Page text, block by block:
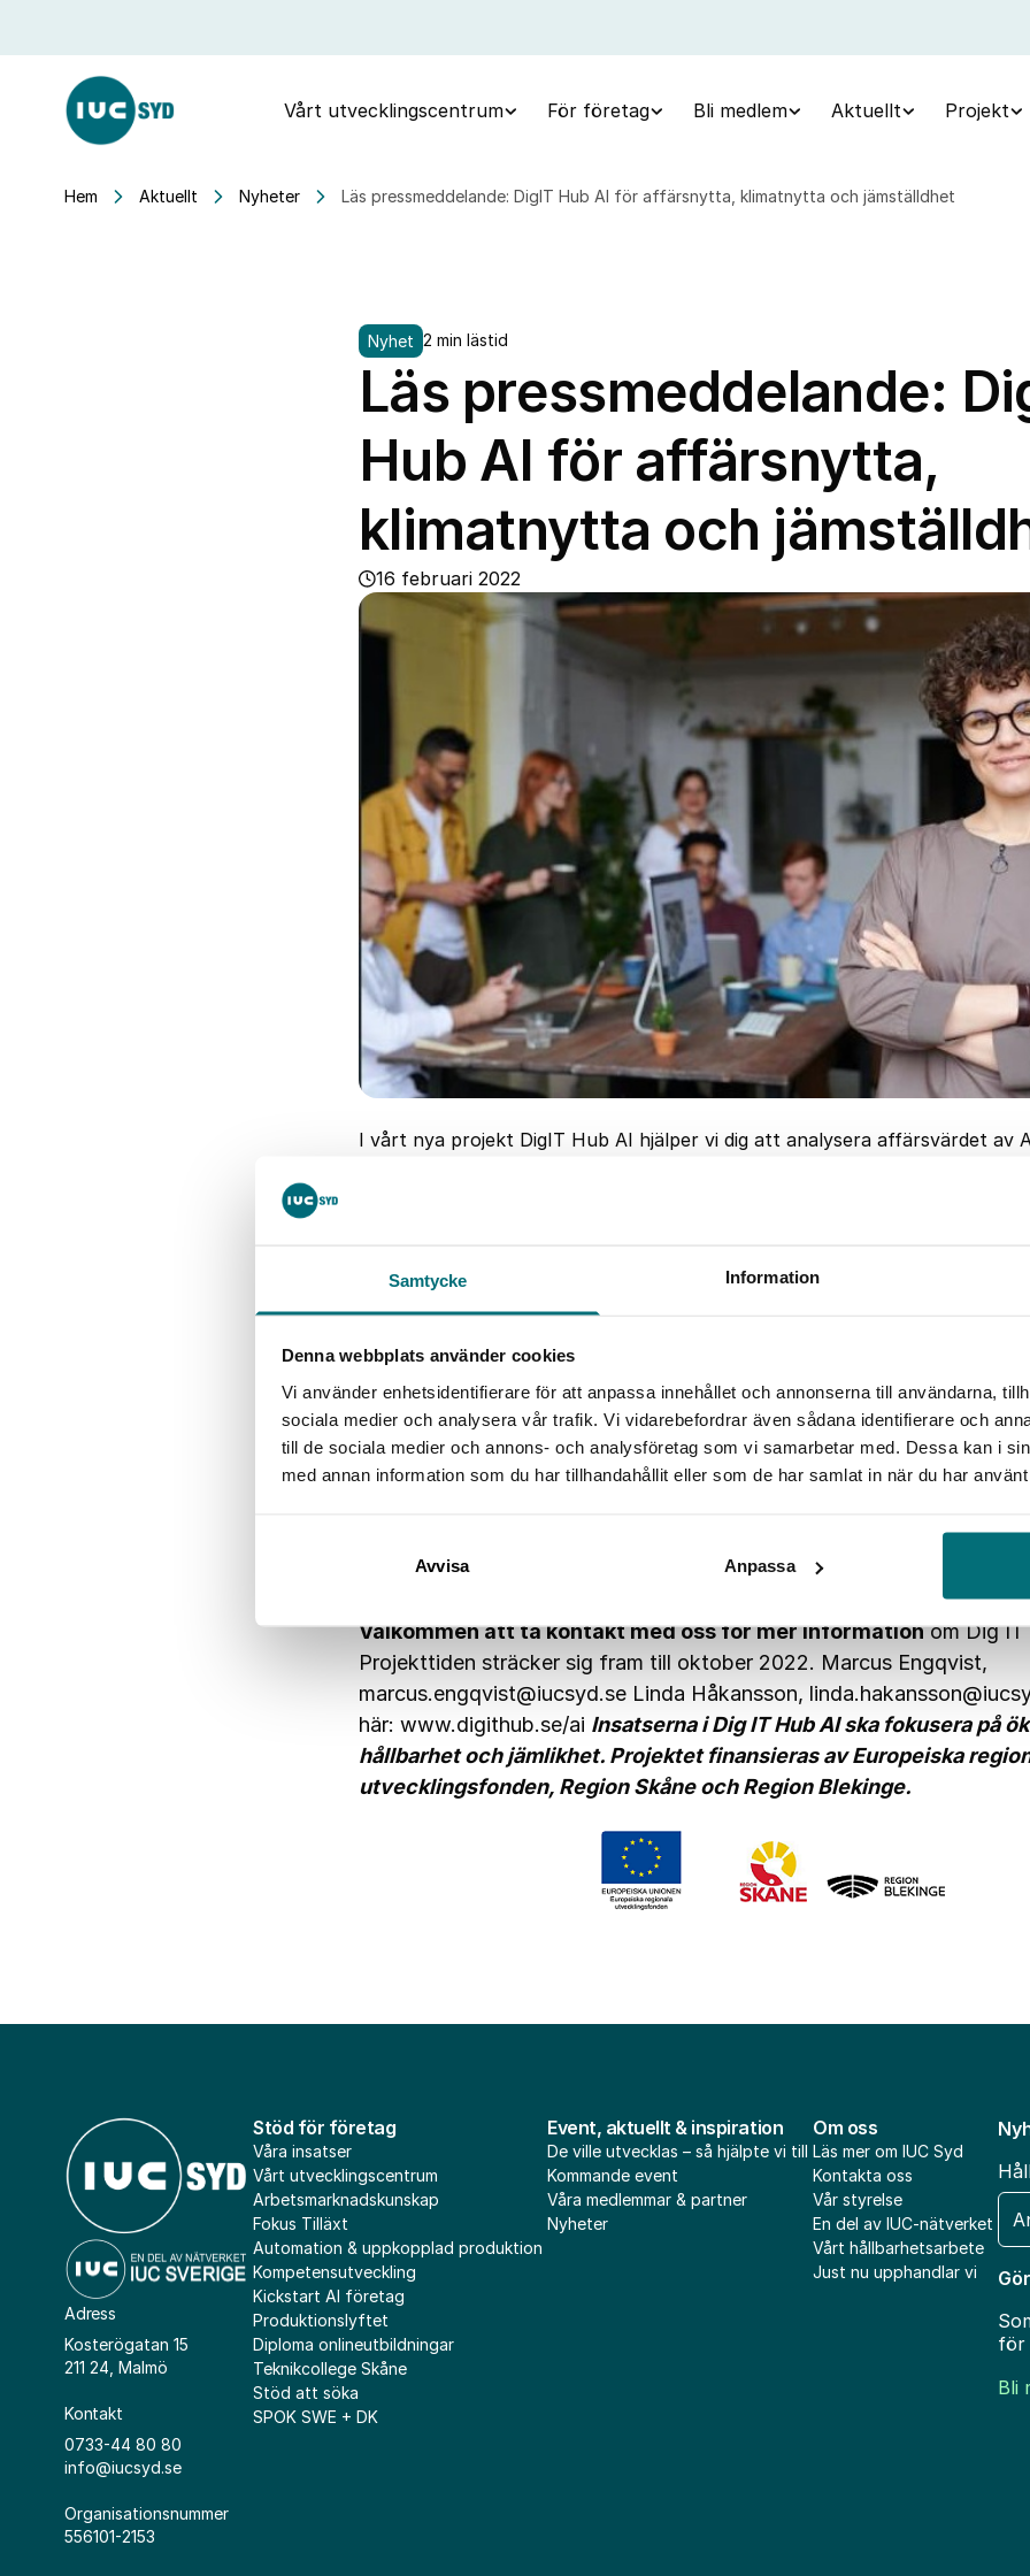
Samtycke Information
Denna webbplats använder cookies
Vi använder enhetsidentifierare för att anpassa innehållet och annonserna till användarna,
sociala medier och analysera vår trafik. Vi vidarebefordrar även sådana identifierare och
till de sociala medier och annons- och analysföretag som vi samarbetar med. Dessa kan i
med annan information som du har tillhandahållit eller som de har samlat in när du har
Avvisa Anpassa
Vårt utvecklingscentrum För företag Bli medlem Aktuellt Projekt
Hem Aktuellt Nyheter Läs pressmeddelande: DigIT Hub AI för affärsnytta, klimatnytta och jämställdhet
Nyhet 2 min lästid
Läs pressmeddelande:
Hub AI för affärsnytta,
klimatnytta och
16 februari 2022
I vårt nya projekt DigIT Hub AI hjälper vi dig att analysera affärsvärdet av
företags fortsatta konkurrenskraft.
Läs pressmeddelande här
Här kan man testa idéer och lära sig mycket på vägen
Marcus Engqvist, affärsutvecklare på IUC Syd, är mycket nöjd med
kunskap om AI genom projektet DigIT Hub AI: ”Vi besöker små och
ett utvecklingsprojekt är att här kan man testa idéer och lära sig
så sätt kommer vi att kunna kartlägga möjliga industriella
Länk till intresseanmälan för
Välkommen att ta kontakt med oss för mer informationom Dig IT
Projekttiden sträcker sig fram till oktober 2022. Marcus Engqvist,
marcus.engqvist@iucsyd.se Linda Håkansson,
här: www.digithub.se/ai Insatserna i Dig IT Hub AI ska fokusera på
hållbarhet och jämlikhet. Projektet finansieras av Europeiska
utvecklingsfonden, Region Skåne och Region Blekinge.
Adress
Kosterögatan 15
211 24, Malmö
Kontakt
0733-44 80 80
info@iucsyd.se
Organisationsnummer
556101-2153
Stöd för företag
Våra insatser
Vårt utvecklingscentrum
Arbetsmarknadskunskap
Fokus Tilläxt
Automation & uppkopplad produktion
Kompetensutveckling
Kickstart AI företag
Produktionslyftet
Diploma onlineutbildningar
Teknikcollege Skåne
Stöd att söka
SPOK SWE + DK
Event, aktuellt & inspiration
De ville utvecklas – så hjälpte vi till
Kommande event
Våra medlemmar & partner
Nyheter
Om oss
Läs mer om IUC Syd
Kontakta oss
Vår styrelse
En del av IUC-nätverket
Vårt hållbarhetsarbete
Just nu upphandlar vi
E-
för
Bli